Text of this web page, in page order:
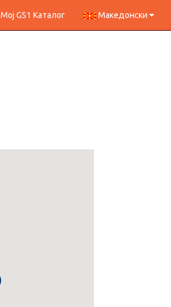
Мој GS1 Каталог Македонски